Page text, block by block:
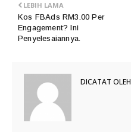
LEBIH LAMA
Kos FBAds RM3.00 Per
Engagement? Ini
Penyelesaiannya.
DICATAT OLEH